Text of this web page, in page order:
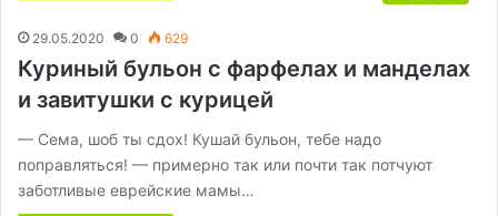
29.05.2020 0 629
Куриный бульон с фарфелах и манделах
и завитушки с курицей
— Сeма, шоб ты сдох! Кушай бульон, тебе надо
поправляться! — примерно так или почти так потчуют
заботливые еврейские мамы…